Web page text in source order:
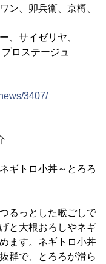
ン、卯兵衛、京樽、
ゼリヤ、
テージュ
3407/
ギトロ小丼～とろろ
るっとした喉ごしで
と大根おろしやネギ
ます。ネギトロ小丼
群で、とろろが滑ら